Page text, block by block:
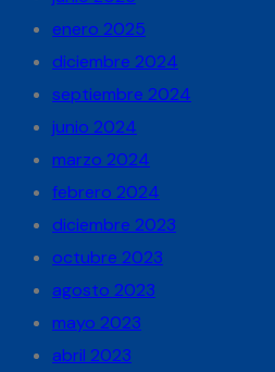
enero 2025
diciembre 2024
septiembre 2024
junio 2024
marzo 2024
febrero 2024
diciembre 2023
octubre 2023
agosto 2023
mayo 2023
abril 2023